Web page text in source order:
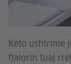
Këto ushtrime
fjalorin tuaj